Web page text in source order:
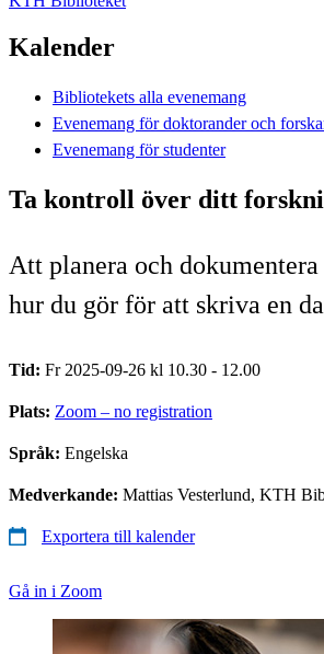
Kalender
Bibliotekets alla evenemang
Evenemang för doktorander och
Evenemang för studenter
Ta kontroll över ditt
Att planera och
hur du gör för att skriva en
Tid: Fr 2025-09-26 kl 10.30 - 12.00
Plats: Zoom – no registration
Språk: Engelska
Medverkande: Mattias Vesterlund, KTH
Exportera till kalender
Gå in i Zoom